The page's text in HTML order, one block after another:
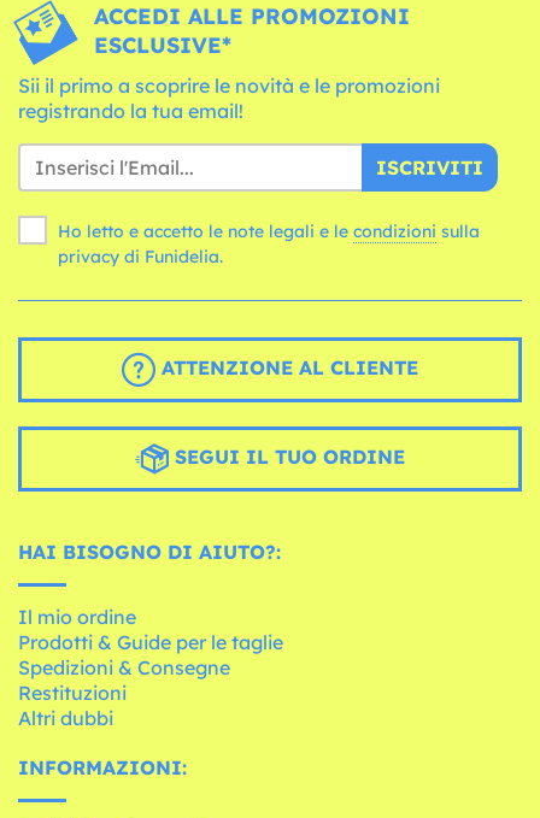
ACCEDI ALLE PROMOZIONI
ESCLUSIVE*
Sii il primo a scoprire le novità e le promozioni
registrando la tua email!
ISCRIVITI
Ho letto e accetto le note legali e le condizioni
privacy di Funidelia.
ATTENZIONE AL CLIENTE
SEGUI IL TUO ORDINE
HAI BISOGNO DI AIUTO?:
Il mio ordine
Prodotti & Guide per le taglie
Spedizioni & Consegne
Restituzioni
Altri dubbi
INFORMAZIONI: